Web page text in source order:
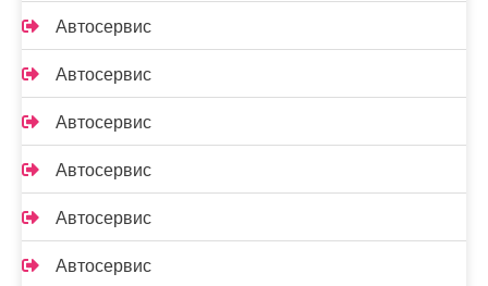
Автосервис
Автосервис
Автосервис
Автосервис
Автосервис
Автосервис